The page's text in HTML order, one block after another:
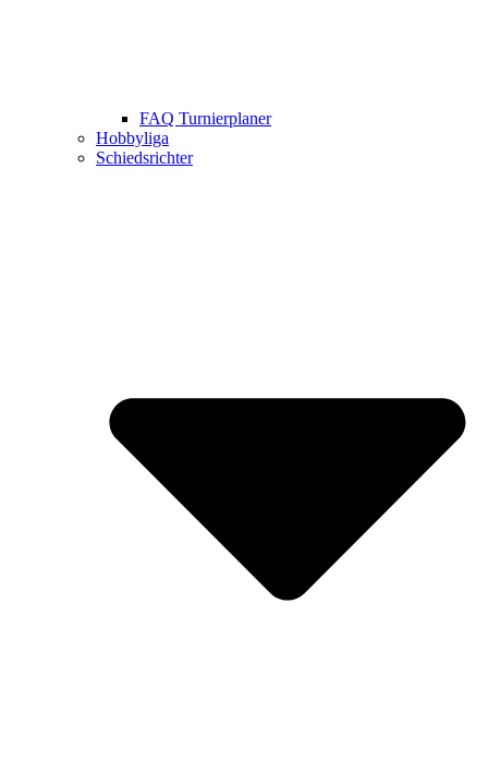
FAQ Turnierplaner
Hobbyliga
Schiedsrichter